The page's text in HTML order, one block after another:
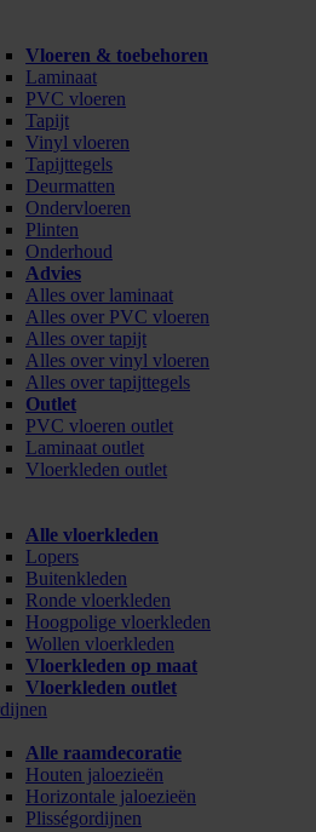
Vloeren & toebehoren
Laminaat
PVC vloeren
Tapijt
Vinyl vloeren
Tapijttegels
Deurmatten
Ondervloeren
Plinten
Onderhoud
Advies
Alles over laminaat
Alles over PVC vloeren
Alles over tapijt
Alles over vinyl vloeren
Alles over tapijttegels
Outlet
PVC vloeren outlet
Laminaat outlet
Vloerkleden outlet
Alle vloerkleden
Lopers
Buitenkleden
Ronde vloerkleden
Hoogpolige vloerkleden
Wollen vloerkleden
Vloerkleden op maat
Vloerkleden outlet
Alle raamdecoratie
Houten jaloezieën
Horizontale jaloezieën
Plisségordijnen